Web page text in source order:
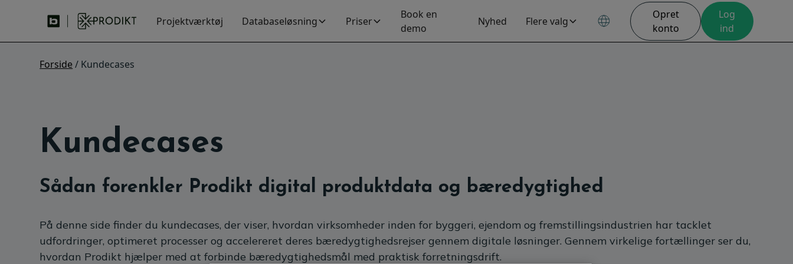
Projektværktøj Databaseløsning Priser
Book en
demo
Nyhed Flere valg
Opret
konto
Log
ind
Forside/ Kundecases
Kundecases
Sådan forenkler Prodikt digital produktdata og bæredygtighed
På denne side finder du kundecases, der viser, hvordan virksomheder inden for byggeri, ejendom og fremstillingsindustrien har tacklet
udfordringer, optimeret processer og accelereret deres bæredygtighedsrejser gennem digitale løsninger. Gennem virkelige fortællinger ser du,
hvordan Prodikt hjælper med at forbinde bæredygtighedsmål med praktisk forretningsdrift.